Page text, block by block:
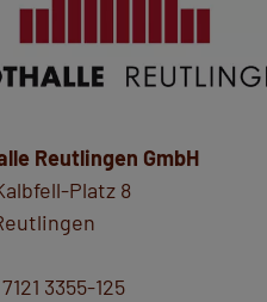
Reutlingen GmbH
Platz 8
3355-125